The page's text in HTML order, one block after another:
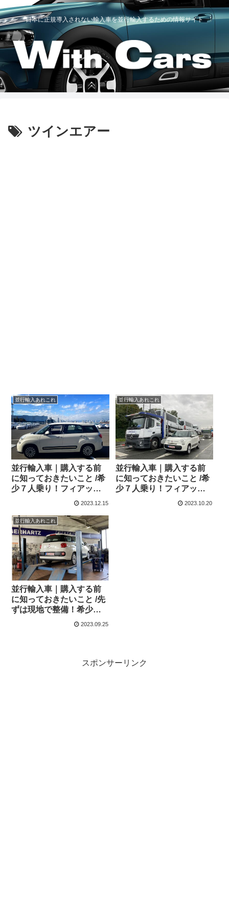
日本に正規導入されない輸入車を並行輸入するための情報サイト
ツインエアー
並行輸入あれこれ
並行輸入車｜購入する前
に知っておきたいこと /希
少７人乗り！フィアット
500L Living 横浜に到着！
2023.12.15
並行輸入あれこれ
並行輸入車｜購入する前
に知っておきたいこと /希
少７人乗り！フィアット
500L Living 横浜へ向けて
2023.10.20
並行輸入あれこれ
並行輸入車｜購入する前
に知っておきたいこと /先
ずは現地で整備！希少７
人乗り！フィアット 500L
2023.09.25
スポンサーリンク